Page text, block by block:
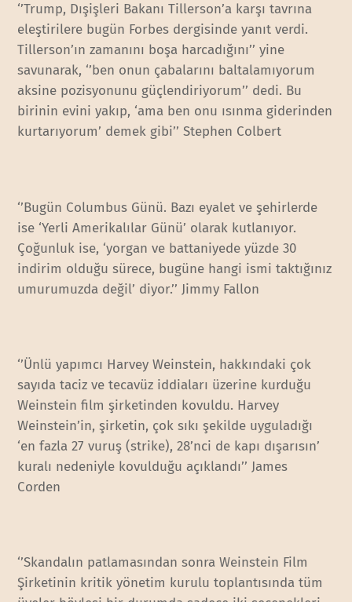
‘’Trump, Dışişleri Bakanı Tillerson’a karşı tavrına
eleştirilere bugün Forbes dergisinde yanıt verdi.
Tillerson’ın zamanını boşa harcadığını’’ yine
savunarak, ‘’ben onun çabalarını baltalamıyorum
aksine pozisyonunu güçlendiriyorum’’ dedi. Bu
birinin evini yakıp, ‘ama ben onu ısınma giderinden
kurtarıyorum’ demek gibi’’ Stephen Colbert
‘’Bugün Columbus Günü. Bazı eyalet ve şehirlerde
ise ‘Yerli Amerikalılar Günü’ olarak kutlanıyor.
Çoğunluk ise, ‘yorgan ve battaniyede yüzde 30
indirim olduğu sürece, bugüne hangi ismi taktığınız
umurumuzda değil’ diyor.’’ Jimmy Fallon
‘’Ünlü yapımcı Harvey Weinstein, hakkındaki çok
sayıda taciz ve tecavüz iddiaları üzerine kurduğu
Weinstein film şirketinden kovuldu. Harvey
Weinstein’in, şirketin, çok sıkı şekilde uyguladığı
‘en fazla 27 vuruş (strike), 28’nci de kapı dışarısın’
kuralı nedeniyle kovulduğu açıklandı’’ James
Corden
‘’Skandalın patlamasından sonra Weinstein Film
Şirketinin kritik yönetim kurulu toplantısında tüm